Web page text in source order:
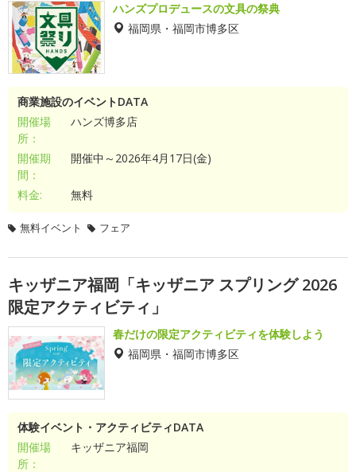
ハンズプロデュースの文具の祭典
福岡県・福岡市博多区
商業施設のイベントDATA
開催場
所：
ハンズ博多店
開催期
間：
開催中～2026年4月17日(金)
料金: 無料
無料イベント フェア
キッザニア福岡「キッザニア スプリング 2026
限定アクティビティ」
春だけの限定アクティビティを体験しよう
福岡県・福岡市博多区
体験イベント・アクティビティDATA
開催場
所：
キッザニア福岡